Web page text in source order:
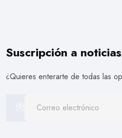
Suscripción a noticias
¿Quieres enterarte de todas las